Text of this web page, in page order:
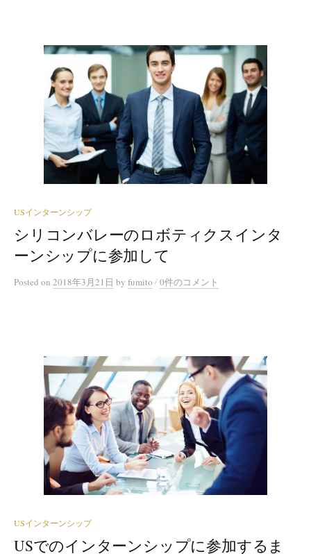
USインターンシップ
シリコンバレーのロボティクスインタ
ーンシップに参加して
Posted on 2018年3月21日 by fumito /0件のコメント
USインターンシップ
USでのインターンシップに参加するま